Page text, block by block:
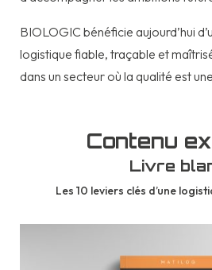
BIOLOGIC bénéficie aujourd’hui
logistique fiable, traçable et
dans un secteur où la qualité est
Contenu
Livre
Les 10 leviers clés d’une